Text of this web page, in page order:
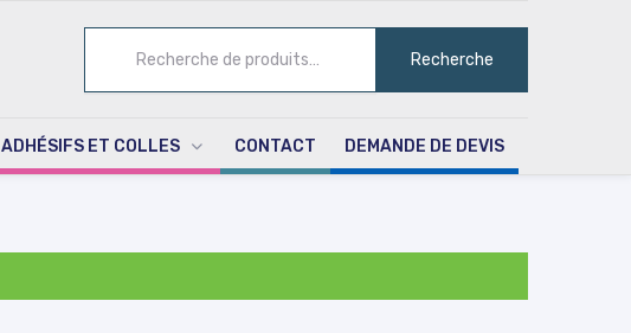
Recherche
ADHÉSIFS ET COLLES CONTACT DEMANDE DE DEVIS